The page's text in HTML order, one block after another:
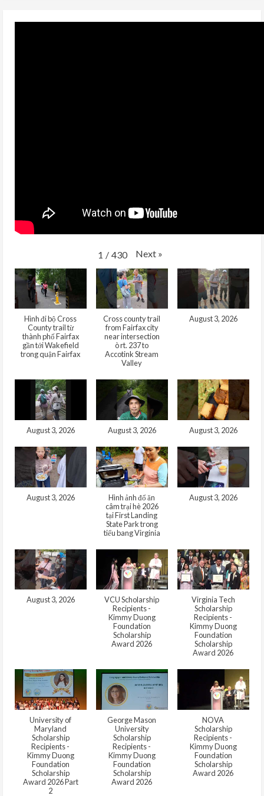
1 / 430 Next »
Hình đi bộ Cross
County trail từ
thành phố Fairfax
gần tới Wakefield
trong quận Fairfax
Cross county trail
from Fairfax city
near intersection
ò rt. 237 to
Accotink Stream
Valley
August 3, 2026
August 3, 2026 August 3, 2026 August 3, 2026
August 3, 2026
Hình ảnh đổ ăn
câm trại hè 2026
tại First Landing
State Park trong
tiểu bang Virginia
August 3, 2026
August 3, 2026
VCU Scholarship
Recipients -
Kimmy Duong
Foundation
Scholarship
Award 2026
Virginia Tech
Scholarship
Recipients -
Kimmy Duong
Foundation
Scholarship
Award 2026
University of
Maryland
Scholarship
Recipients -
Kimmy Duong
Foundation
Scholarship
Award 2026 Part
2
George Mason
University
Scholarship
Recipients -
Kimmy Duong
Foundation
Scholarship
Award 2026
NOVA
Scholarship
Recipients -
Kimmy Duong
Foundation
Scholarship
Award 2026